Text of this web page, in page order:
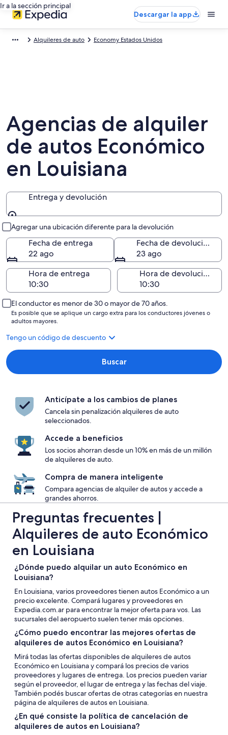
Ir a la sección principal
Descargar la app
Alquileres de auto Economy Estados Unidos
Agencias de alquiler
de autos Económico
en Louisiana
Entrega y devolución
Agregar una ubicación diferente para la devolución
Fecha de entrega
22 ago
Fecha de devolución
23 ago
Hora de entrega
Hora de devolución
El conductor es menor de 30 o mayor de 70 años.
Es posible que se aplique un cargo extra para los conductores jóvenes o
adultos mayores.
Tengo un código de descuento
Buscar
Anticípate a los cambios de planes
Cancela sin penalización alquileres de auto
seleccionados.
Accede a beneficios
Los socios ahorran desde un 10% en más de un millón
de alquileres de auto.
Compra de manera inteligente
Compara agencias de alquiler de autos y accede a
grandes ahorros.
Preguntas frecuentes |
Alquileres de auto Económico
en Louisiana
¿Dónde puedo alquilar un auto Económico en
Louisiana?
En Louisiana, varios proveedores tienen autos Económico a un
precio excelente. Compará lugares y proveedores en
Expedia.com.ar para encontrar la mejor oferta para vos. Las
sucursales del aeropuerto suelen tener más opciones.
¿Cómo puedo encontrar las mejores ofertas de
alquileres de autos Económico en Louisiana?
Mirá todas las ofertas disponibles de alquileres de autos
Económico en Louisiana y compará los precios de varios
proveedores y lugares de entrega. Los precios pueden variar
según el proveedor, el lugar de entrega y las fechas del viaje.
También podés buscar ofertas de otras categorías en nuestra
página de alquileres de autos en Louisiana.
¿En qué consiste la política de cancelación de
alquileres de autos en Louisiana?